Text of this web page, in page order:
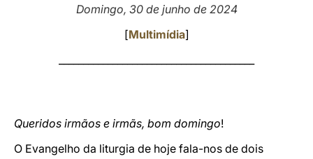
Domingo, 30 de junho de 2024
[Multimídia]
Queridos irmãos e irmãs, bom domingo!
O Evangelho da liturgia de hoje fala-nos de dois